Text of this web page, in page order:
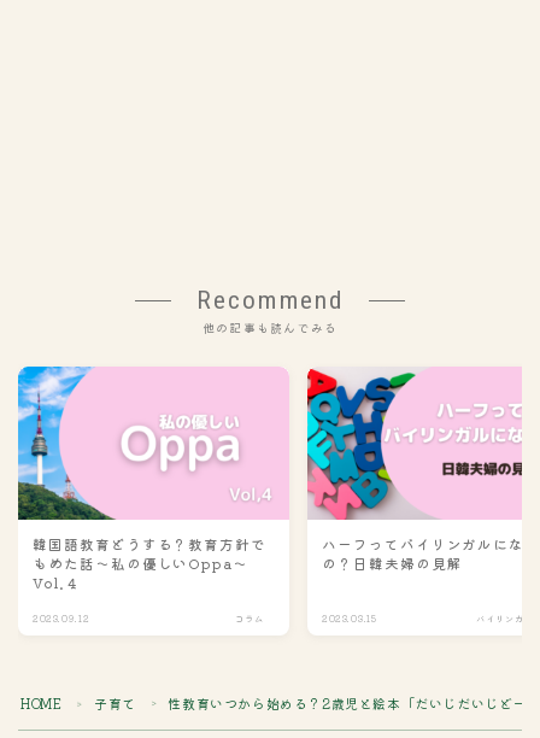
Recommend
他の記事も読んでみる
韓国語教育どうする？教育方針で
もめた話～私の優しいOppa～
Vol.４
2023.09.12 コラム
ハーフってバイリンガルになる
の？日韓夫婦の見解
2023.03.15 バイリンガル
HOME ＞ 子育て ＞ 性教育いつから始める？2歳児と絵本「だいじだいじどー